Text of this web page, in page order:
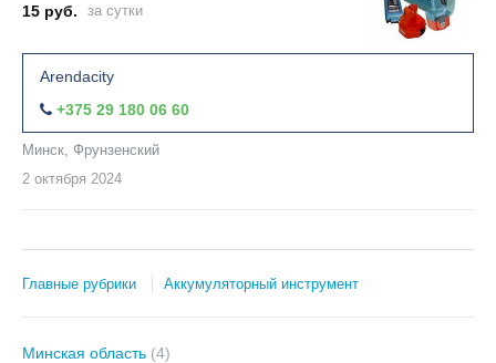
15 руб.
за сутки
Arendacity
+375 29 180 06 60
Минск, Фрунзенский
2 октября 2024
Главные рубрики Аккумуляторный инструмент
Минская область (4)